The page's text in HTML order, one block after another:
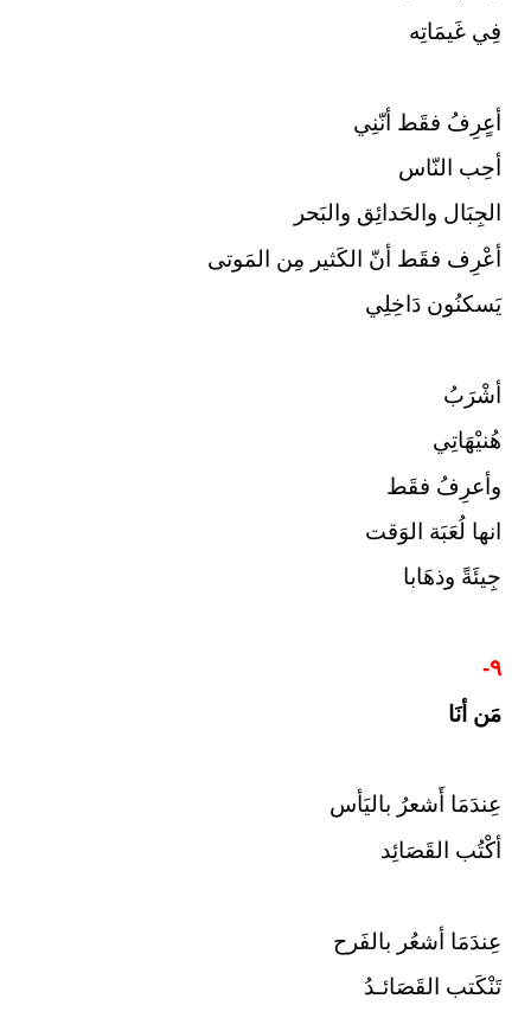
فِي غَيمَاتِه
أعٍرِفُ فقَط أنّنِي
أحِب النّاس
الجِبَال والحَدائِق والبَحر
أعْرِف فقَط أنّ الكَثير مِن المَوتى
يَسكنُون دَاخِلِي
أشْرَبُ
هُنيْهَاتِي
وأعرِفُ فقَط
انها لُعَبَة الوَقت
جِيئَةً وذهَابا
٩-
مَن أنَا
عِندَمَا أَشعرُ باليَأس
أكْتُب القَصَائِد
عِندَمَا أشعُر بالفَرح
تَنْكَتب القَصَائـدُ